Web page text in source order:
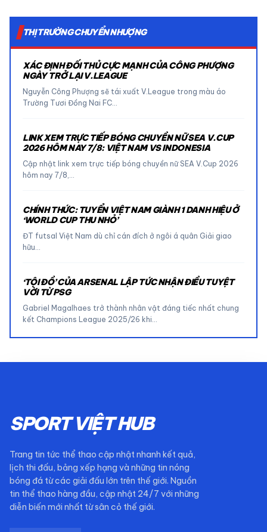
THỊ TRƯỜNG CHUYỂN NHƯỢNG
XÁC ĐỊNH ĐỐI THỦ CỰC MẠNH CỦA CÔNG PHƯỢNG
NGÀY TRỞ LẠI V.LEAGUE
Nguyễn Công Phượng sẽ tái xuất V.League trong màu áo
Trường Tươi Đồng Nai FC…
LINK XEM TRỰC TIẾP BÓNG CHUYỀN NỮ SEA V.CUP
2026 HÔM NAY 7/8: VIỆT NAM VS INDONESIA
Cập nhật link xem trực tiếp bóng chuyền nữ SEA V.Cup 2026
hôm nay 7/8,…
CHÍNH THỨC: TUYỂN VIỆT NAM GIÀNH 1 DANH HIỆU Ở
‘WORLD CUP THU NHỎ’
ĐT futsal Việt Nam dù chỉ cán đích ở ngôi á quân Giải giao
hữu…
‘TỘI ĐỒ’ CỦA ARSENAL LẬP TỨC NHẬN ĐIỀU TUYỆT
VỜI TỪ PSG
Gabriel Magalhaes trở thành nhân vật đáng tiếc nhất chung
kết Champions League 2025/26 khi…
SPORT VIỆT HUB
Trang tin tức thể thao cập nhật nhanh kết quả,
lịch thi đấu, bảng xếp hạng và những tin nóng
bóng đá từ các giải đấu lớn trên thế giới. Nguồn
tin thể thao hàng đầu, cập nhật 24/7 với những
diễn biến mới nhất từ sân cỏ thế giới.